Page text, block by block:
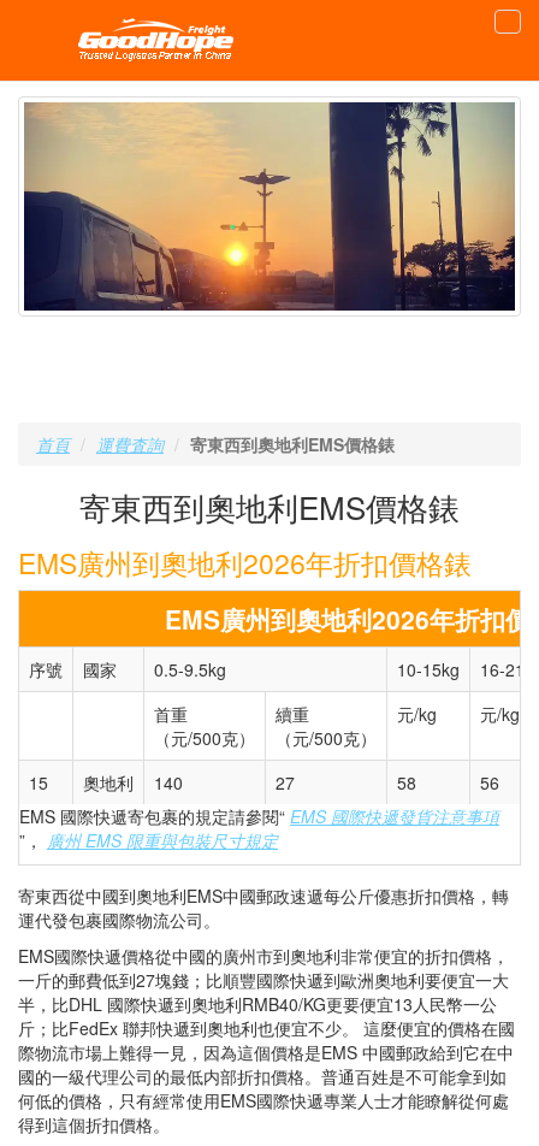
首頁 運費査詢 寄東西到奧地利EMS價格錶
寄東西到奧地利EMS價格錶
EMS廣州到奧地利2026年折扣價格錶
EMS廣州到奧地利2026年折扣價
序號 國家 0.5-9.5kg 10-15kg
16-
首重
（元/500克）
續重
（元/500克）
元/kg 元/kg
15 奧地利 140 27 58
56
EMS 國際快遞寄包裹的規定請參閱“ EMS 國際快遞發貨注意事項
”， 廣州 EMS 限重與包裝尺寸規定
寄東西從中國到奧地利EMS中國郵政速遞每公斤優惠折扣價格，轉
運代發包裹國際物流公司。
EMS國際快遞價格從中國的廣州市到奧地利非常便宜的折扣價格，
一斤的郵費低到27塊錢；比順豐國際快遞到歐洲奧地利要便宜一大
半，比DHL 國際快遞到奧地利RMB40/KG更要便宜13人民幣一公
斤；比FedEx 聯邦快遞到奧地利也便宜不少。 這麼便宜的價格在國
際物流市場上難得一見，因為這個價格是EMS 中國郵政給到它在中
國的一級代理公司的最低内部折扣價格。普通百姓是不可能拿到如
何低的價格，只有經常使用EMS國際快遞專業人士才能瞭解從何處
得到這個折扣價格。